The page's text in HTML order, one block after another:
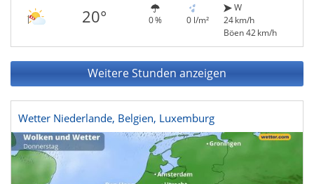
20° 0 % 0 l/m²
W
24 km/h
Böen 42 km/h
Weitere Stunden anzeigen
Wetter Niederlande, Belgien, Luxemburg